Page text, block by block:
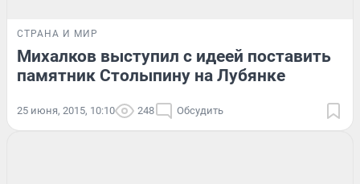
СТРАНА И МИР
Михалков выступил с идеей поставить
памятник Столыпину на Лубянке
25 июня, 2015, 10:10 248 Обсудить